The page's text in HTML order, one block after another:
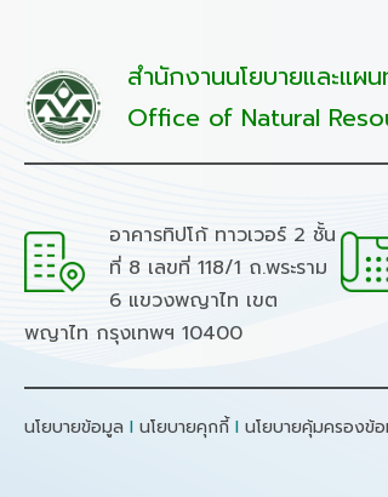
สำนักงานนโยบายและแผ
Office of Natural
อาคารทิปโก้ ทาวเวอร์ 2 ชั้น
ที่ 8 เลขที่ 118/1 ถ.พระราม
6 แขวงพญาไท เขต
พญาไท กรุงเทพฯ 10400
นโยบายข้อมูล I นโยบายคุกกี้ I นโยบายคุ้มครองข้